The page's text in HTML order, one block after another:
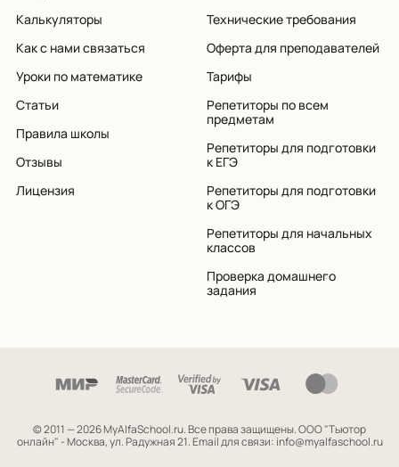
Калькуляторы
Как с нами связаться
Уроки по математике
Статьи
Правила школы
Отзывы
Лицензия
Технические требования
Оферта для преподавателей
Тарифы
Репетиторы по всем
предметам
Репетиторы для подготовки
к ЕГЭ
Репетиторы для подготовки
к ОГЭ
Репетиторы для начальных
классов
Проверка домашнего
задания
© 2011 — 2026 MyAlfaSchool.ru. Все права защищены.ООО "Тьютор
онлайн" - Москва, ул. Радужная 21. Email для связи: info@myalfaschool.ru